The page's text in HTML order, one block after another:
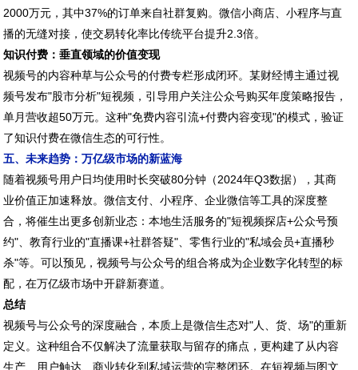
2000万元，其中37%的订单来自社群复购。微信小商店、小程序与直
播的无缝对接，使交易转化率比传统平台提升2.3倍。
知识付费：垂直领域的价值变现
视频号的内容种草与公众号的付费专栏形成闭环。某财经博主通过视
频号发布"股市分析"短视频，引导用户关注公众号购买年度策略报告，
单月营收超50万元。这种"免费内容引流+付费内容变现"的模式，验证
了知识付费在微信生态的可行性。
五、未来趋势：万亿级市场的新蓝海
随着视频号用户日均使用时长突破80分钟（2024年Q3数据），其商
业价值正加速释放。微信支付、小程序、企业微信等工具的深度整
合，将催生出更多创新业态：本地生活服务的"短视频探店+公众号预
约"、教育行业的"直播课+社群答疑"、零售行业的"私域会员+直播秒
杀"等。可以预见，视频号与公众号的组合将成为企业数字化转型的标
配，在万亿级市场中开辟新赛道。
总结
视频号与公众号的深度融合，本质上是微信生态对"人、货、场"的重新
定义。这种组合不仅解决了流量获取与留存的痛点，更构建了从内容
生产、用户触达、商业转化到私域运营的完整闭环。在短视频与图文